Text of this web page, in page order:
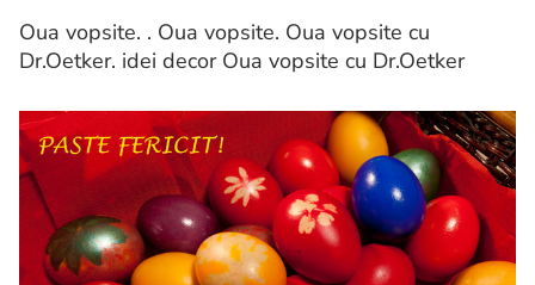
Oua vopsite. . Oua vopsite. Oua vopsite cu
Dr.Oetker. idei decor Oua vopsite cu Dr.Oetker